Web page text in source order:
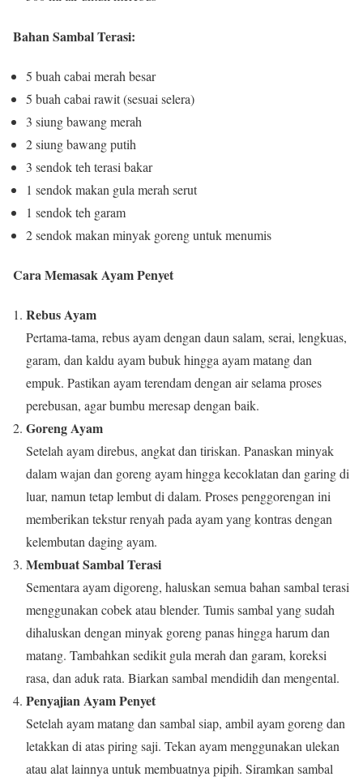
Bahan Sambal Terasi:
5 buah cabai merah besar
5 buah cabai rawit (sesuai selera)
3 siung bawang merah
2 siung bawang putih
3 sendok teh terasi bakar
1 sendok makan gula merah serut
1 sendok teh garam
2 sendok makan minyak goreng untuk menumis
Cara Memasak Ayam Penyet
Rebus Ayam
Pertama-tama, rebus ayam dengan daun salam, serai, lengkuas,
garam, dan kaldu ayam bubuk hingga ayam matang dan
empuk. Pastikan ayam terendam dengan air selama proses
perebusan, agar bumbu meresap dengan baik.
Goreng Ayam
Setelah ayam direbus, angkat dan tiriskan. Panaskan minyak
dalam wajan dan goreng ayam hingga kecoklatan dan garing di
luar, namun tetap lembut di dalam. Proses penggorengan ini
memberikan tekstur renyah pada ayam yang kontras dengan
kelembutan daging ayam.
Membuat Sambal Terasi
Sementara ayam digoreng, haluskan semua bahan sambal terasi
menggunakan cobek atau blender. Tumis sambal yang sudah
dihaluskan dengan minyak goreng panas hingga harum dan
matang. Tambahkan sedikit gula merah dan garam, koreksi
rasa, dan aduk rata. Biarkan sambal mendidih dan mengental.
Penyajian Ayam Penyet
Setelah ayam matang dan sambal siap, ambil ayam goreng dan
letakkan di atas piring saji. Tekan ayam menggunakan ulekan
atau alat lainnya untuk membuatnya pipih. Siramkan sambal